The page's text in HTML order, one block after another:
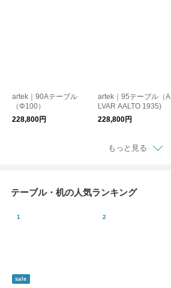
artek｜90Aテーブル
（Φ100）
228,800円
artek｜95テーブル（A
LVAR AALTO 1935)
228,800円
もっと見る
テーブル・机の人気ランキング
sale